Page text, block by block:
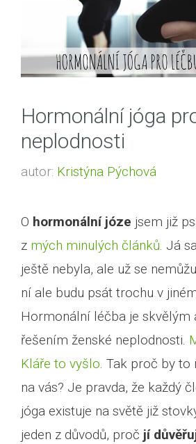
Hormonální jóga
neplodnosti
autor: Kristýna Pýchová
O hormonální józe jsem již
z mých minulých článků. Já
ještě nebyla, ale už se
ní ale budu psát trochu v
Hormonální léčba je skvělým
řešením ženské neplodnosti.
Kláře to vyšlo. Tak proč by to
na vás? Je pravda, že každý
jóga existuje na světě již
jeden z důvodů, proč jí